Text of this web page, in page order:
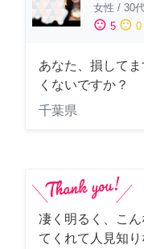
女性 / 30
sentiment_satisfied 5 sentiment_neutral 0
あなた、損して
くないですか？
千葉県
凄く明るく、こ
てくれて人見知